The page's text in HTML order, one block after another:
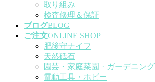
取り組み
検査修理＆保証
ブログBLOG
ご注文ONLINE SHOP
肥後守ナイフ
天然砥石
園芸・家庭菜園・ガーデニング
電動工具・ホビー